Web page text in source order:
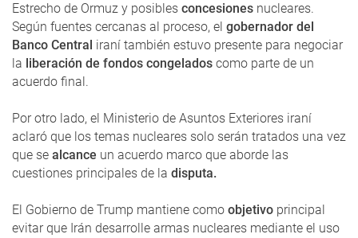
Estrecho de Ormuz y posibles concesiones nucleares.
Según fuentes cercanas al proceso, el gobernador del
Banco Central iraní también estuvo presente para negociar
la liberación de fondos congelados como parte de un
acuerdo final.
Por otro lado, el Ministerio de Asuntos Exteriores iraní
aclaró que los temas nucleares solo serán tratados una vez
que se alcance un acuerdo marco que aborde las
cuestiones principales de la disputa.
El Gobierno de Trump mantiene como objetivo principal
evitar que Irán desarrolle armas nucleares mediante el uso